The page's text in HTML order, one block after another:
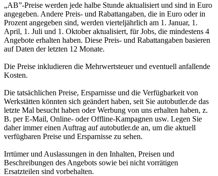
„AB”-Preise werden jede halbe Stunde aktualisiert und sind in Euro
angegeben. Andere Preis- und Rabattangaben, die in Euro oder in
Prozent angegeben sind, werden vierteljährlich am 1. Januar, 1.
April, 1. Juli und 1. Oktober aktualisiert, für Jobs, die mindestens 4
Angebote erhalten haben. Diese Preis- und Rabattangaben basieren
auf Daten der letzten 12 Monate.
Die Preise inkludieren die Mehrwertsteuer und eventuell anfallende
Kosten.
Die tatsächlichen Preise, Ersparnisse und die Verfügbarkeit von
Werkstätten könnten sich geändert haben, seit Sie autobutler.de das
letzte Mal besucht haben oder Werbung von uns erhalten haben, z.
B. per E-Mail, Online- oder Offline-Kampagnen usw. Legen Sie
daher immer einen Auftrag auf autobutler.de an, um die aktuell
verfügbaren Preise und Ersparnisse zu sehen.
Irrtümer und Auslassungen in den Inhalten, Preisen und
Beschreibungen des Angebots sowie bei nicht vorrätigen
Ersatzteilen sind vorbehalten.